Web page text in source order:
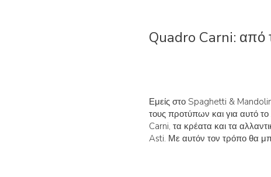
Quadro Carni: από
Εμείς στο Spaghetti &
τους προτύπων και για αυτό
Carni, τα κρέατα και τα
Asti. Με αυτόν τον τρόπο θα